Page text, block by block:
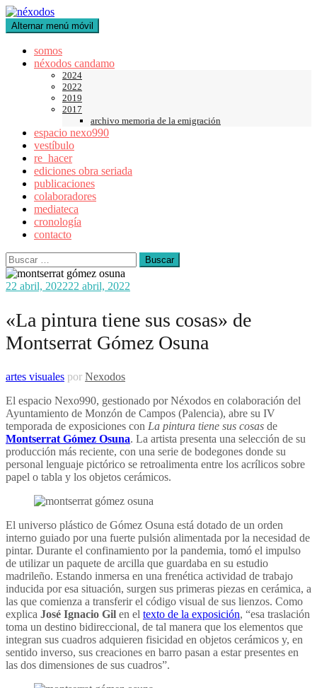
Saltar
al
contenido
Alternar menú móvil
somos
néxodos candamo
2024
2022
2019
2017
archivo memoria de la emigración
espacio nexo990
vestíbulo
re_hacer
ediciones obra seriada
publicaciones
colaboradores
mediateca
cronología
contacto
Buscar:
22 abril, 202222 abril, 2022
«La pintura tiene sus cosas» de
Montserrat Gómez Osuna
artes visuales por Nexodos
El espacio Nexo990, gestionado por Néxodos en colaboración del
Ayuntamiento de Monzón de Campos (Palencia), abre su IV
temporada de exposiciones con La pintura tiene sus cosas de
Montserrat Gómez Osuna. La artista presenta una selección de su
producción más reciente, con una serie de bodegones donde su
personal lenguaje pictórico se retroalimenta entre los acrílicos sobre
papel o tabla y los objetos cerámicos.
El universo plástico de Gómez Osuna está dotado de un orden
interno guiado por una fuerte pulsión alimentada por la necesidad de
pintar. Durante el confinamiento por la pandemia, tomó el impulso
de utilizar un paquete de arcilla que guardaba en su estudio
madrileño. Estando inmersa en una frenética actividad de trabajo
inducida por esa situación, surgen sus primeras piezas en cerámica, a
las que comienza a transferir el código visual de sus lienzos. Como
explica José Ignacio Gil en el texto de la exposición, “esa traslación
toma un destino bidireccional, de tal manera que los elementos que
integran sus cuadros adquieren fisicidad en objetos cerámicos y, en
sentido inverso, sus creaciones en barro pasan a estar presentes en
las dos dimensiones de sus cuadros”.